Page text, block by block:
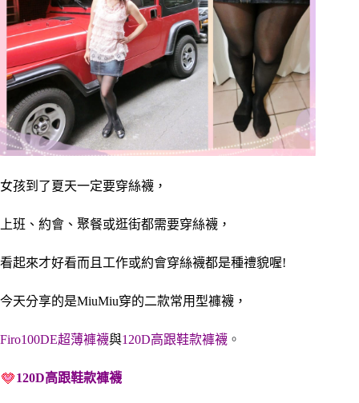
女孩到了夏天一定要穿絲襪，
上班、約會、聚餐或逛街都需要穿絲襪，
看起來才好看而且工作或約會穿絲襪都是種禮貌喔!
今天分享的是MiuMiu穿的二款常用型褲襪，
Firo100DE超薄褲襪與120D高跟鞋款褲襪 。
120D高跟鞋款褲襪